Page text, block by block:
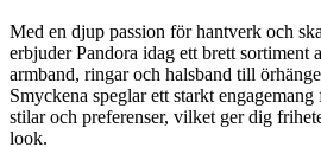
Med en djup passion för hantverk och
erbjuder Pandora idag ett brett sortiment
armband, ringar och halsband till
Smyckena speglar ett starkt
stilar och preferenser, vilket ger dig
look.